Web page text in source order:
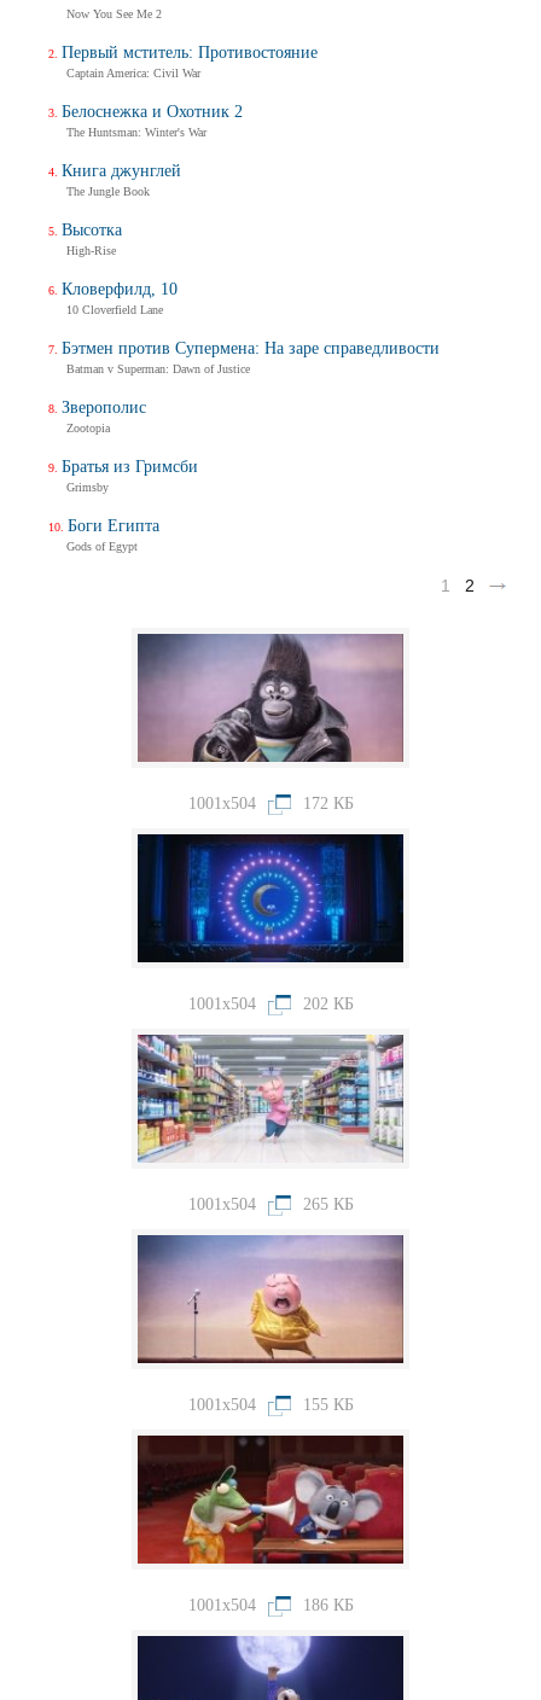
1 2
1001x504 172 КБ
1001x504 202 КБ
1001x504 265 КБ
1001x504 155 КБ
1001x504 186 КБ
Now You See Me 2
Первый мститель: Противостояние
Captain America: Civil War
Белоснежка и Охотник 2
The Huntsman: Winter's War
Книга джунглей
The Jungle Book
Высотка
High-Rise
Кловерфилд, 10
10 Cloverfield Lane
Бэтмен против Супермена: На заре справедливости
Batman v Superman: Dawn of Justice
Зверополис
Zootopia
Братья из Гримсби
Grimsby
Боги Египта
Gods of Egypt